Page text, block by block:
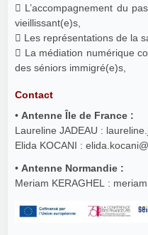
 L’accompagnement du
vieillissant(e)s,
 Les représentations de la
 La médiation numérique
des séniors immigré(e)s,
Contact
• Antenne Île de France :
Laureline JADEAU :
Elida KOCANI :
• Antenne Normandie :
Meriam KERAGHEL :